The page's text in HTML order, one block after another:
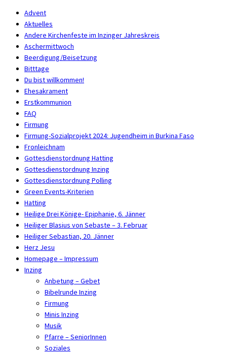
Advent
Aktuelles
Andere Kirchenfeste im Inzinger Jahreskreis
Aschermittwoch
Beerdigung/Beisetzung
Bitttage
Du bist willkommen!
Ehesakrament
Erstkommunion
FAQ
Firmung
Firmung-Sozialprojekt 2024: Jugendheim in Burkina Faso
Fronleichnam
Gottesdienstordnung Hatting
Gottesdienstordnung Inzing
Gottesdienstordnung Polling
Green Events-Kriterien
Hatting
Heilige Drei Könige- Epiphanie, 6. Jänner
Heiliger Blasius von Sebaste – 3. Februar
Heiliger Sebastian, 20. Jänner
Herz Jesu
Homepage – Impressum
Inzing
Anbetung – Gebet
Bibelrunde Inzing
Firmung
Minis Inzing
Musik
Pfarre – SeniorInnen
Soziales